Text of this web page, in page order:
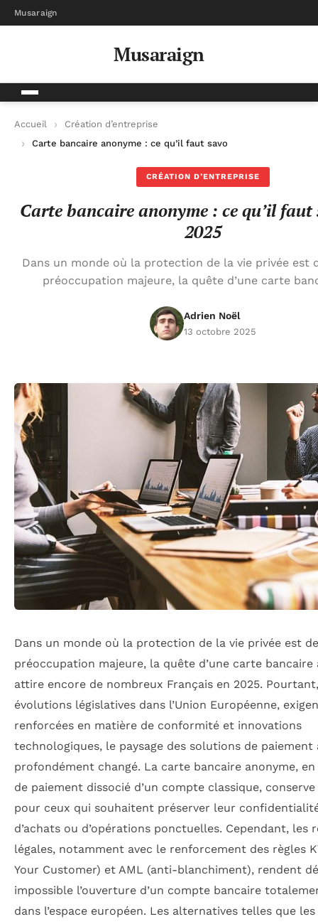
Musaraign
Musaraign
Accueil
Création d’entreprise
Carte bancaire anonyme : ce qu’il faut savoir en 2025
CRÉATION D’ENTREPRISE
Carte bancaire anonyme : ce qu’il faut
2025
Dans un monde où la protection de la vie privée est
préoccupation majeure, la quête d’une carte
Adrien Noël
13 octobre 2025
Dans un monde où la protection de la vie privée est
préoccupation majeure, la quête d’une carte bancaire
attire encore de nombreux Français en 2025.
évolutions législatives dans l’Union Européenne,
renforcées en matière de conformité et innovations
technologiques, le paysage des solutions de paiement
profondément changé. La carte bancaire anonyme,
de paiement dissocié d’un compte classique,
pour ceux qui souhaitent préserver leur
d’achats ou d’opérations ponctuelles. Cependant, les
légales, notamment avec le renforcement des règles
Your Customer) et AML (anti-blanchiment), rendent
impossible l’ouverture d’un compte bancaire
dans l’espace européen. Les alternatives telles que